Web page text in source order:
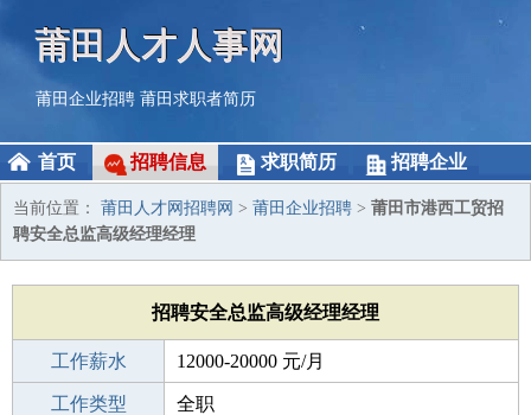
莆田人才人事网
莆田企业招聘 莆田求职者简历
首页 招聘信息 求职简历 招聘企业
当前位置： 莆田人才网招聘网 > 莆田企业招聘 > 莆田市港西工贸招
聘安全总监高级经理经理
招聘安全总监高级经理经理
工作薪水 12000-20000 元/月
招聘人数 1人
工作类型 全职